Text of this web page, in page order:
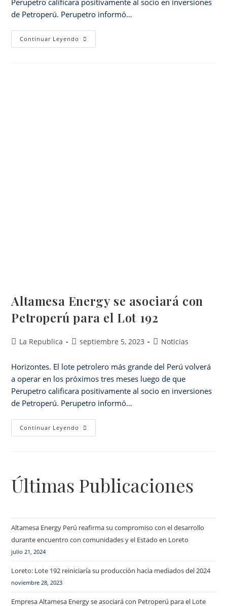
Perupetro calificara positivamente al socio en inversiones
de Petroperú. Perupetro informó…
Continuar Leyendo
Altamesa Energy se asociará con
Petroperú para el Lot 192
La Republica septiembre 5, 2023 Noticias
Horizontes. El lote petrolero más grande del Perú volverá
a operar en los próximos tres meses luego de que
Perupetro calificara positivamente al socio en inversiones
de Petroperú. Perupetro informó…
Continuar Leyendo
Últimas Publicaciones
Altamesa Energy Perú reafirma su compromiso con el desarrollo
durante encuentro con comunidades y el Estado en Loreto
julio 21, 2024
Loreto: Lote 192 reiniciaría su producción hacia mediados del 2024
noviembre 28, 2023
Empresa Altamesa Energy se asociará con Petroperú para el Lote